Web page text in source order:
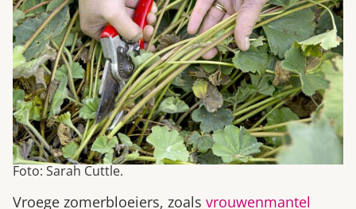
Foto: Sarah Cuttle.
Vroege zomerbloeiers, zoals vrouwenmantel